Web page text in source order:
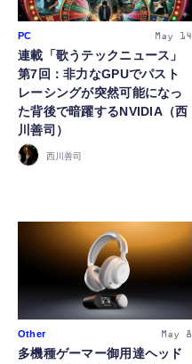
PC May 14
連載「歌うテックニュース」
第7回：非力なGPUでパスト
レーシングが突然可能になっ
た背後で暗躍するNVIDIA（西
川善司）
西川善司
Other May 8
多機種ゲーマー御用達ヘッド